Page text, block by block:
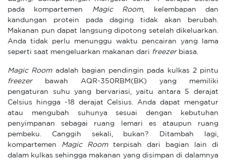
pada kompartemen Magic Room, kelembapan dan
kandungan protein pada daging tidak akan berubah.
Makanan pun dapat langsung dipotong setelah dikeluarkan.
Anda tidak perlu menunggu waktu pencairan yang lama
seperti saat mengeluarkan makanan dari freezer biasa.
Magic Roomadalah bagian pendingin pada kulkas 2 pintu
freezer
bawah AQR-350RBM(BK) yang memiliki
pengaturan suhu yang bervariasi, yaitu antara 5 derajat
Celsius hingga -18 derajat Celsius. Anda dapat mengatur
atau mengubah suhunya sesuai dengan kebutuhan
penyimpanan sebagai ruang lemari es ataupun ruang
pembeku. Canggih sekali, bukan? Ditambah lagi,
kompartemen Magic Roomterpisah dari bagian lain di
dalam kulkas sehingga makanan yang disimpan di dalamnya